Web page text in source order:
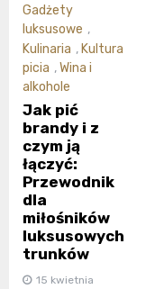
Gadżety
luksusowe ,
Kulinaria , Kultura
picia ,Wina i
alkohole
Jak pić
brandy i z
czym ją
łączyć:
Przewodnik
dla
miłośników
luksusowych
trunków
15 kwietnia